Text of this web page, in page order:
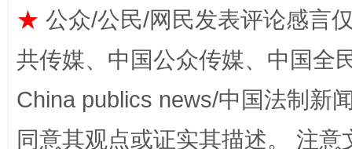
全民健身五年计划来了！等你上场
★ 公众/公民/网民发表评论感言
共传媒、中国公众传媒、中国全
China publics news/中国法制新
同意其观点或证实其描述。 注